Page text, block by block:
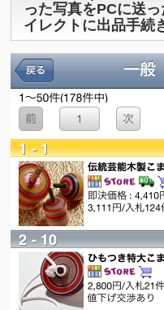
った写真をPCに送
イレクトに出品手続